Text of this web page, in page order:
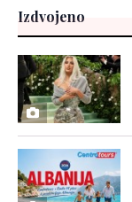
Izdvojeno